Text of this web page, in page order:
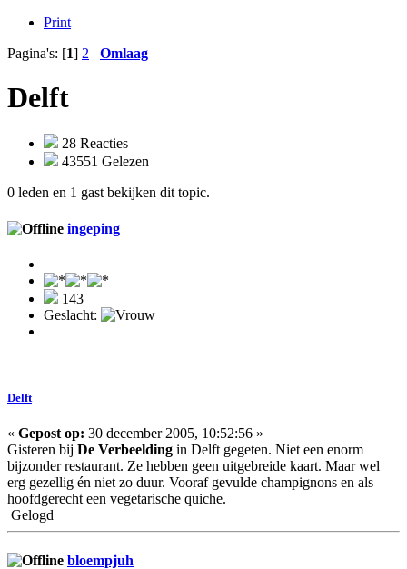
Print
Pagina's: [1] 2 Omlaag
Delft
28 Reacties
43551 Gelezen
0 leden en 1 gast bekijken dit topic.
ingeping
143
Geslacht:
Delft
« Gepost op: 30 december 2005, 10:52:56 »
Gisteren bij De Verbeelding in Delft gegeten. Niet een enorm
bijzonder restaurant. Ze hebben geen uitgebreide kaart. Maar wel
erg gezellig én niet zo duur. Vooraf gevulde champignons en als
hoofdgerecht een vegetarische quiche.
Gelogd
bloempjuh